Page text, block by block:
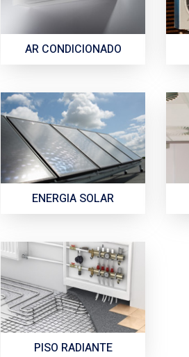
AR CONDICIONADO
ENERGIA SOLAR
PISO RADIANTE